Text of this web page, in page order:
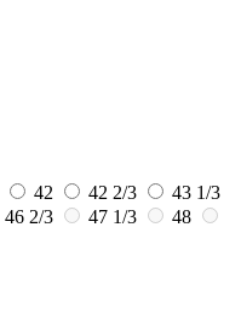
42 42 2/3
43 1/3
46 2/3 47 1/3
48